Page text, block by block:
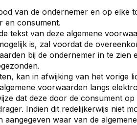
van de ondernemer en op elke
en consument.
tekst van deze algemene
is, zal voordat de
bij de ondernemer in te zien
kan in afwijking van het vorige
voorwaarden langs
dat deze door de consument op
Indien dit redelijkerwijs niet
waar van de